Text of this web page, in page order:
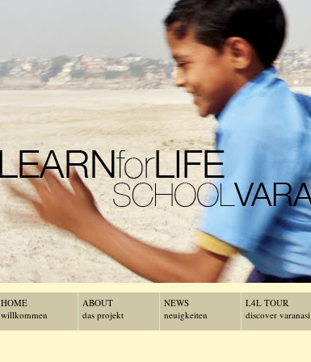
HOME
willkommen
ABOUT
das projekt
NEWS
neuigkeiten
L4L TOUR
discover varanasi